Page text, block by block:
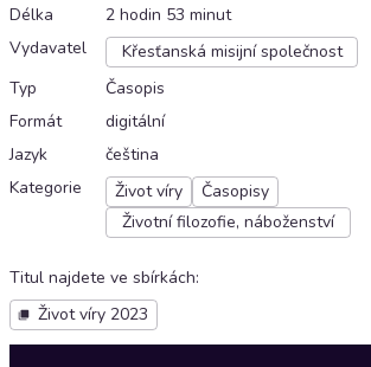
Délka
2 hodin 53 minut
Vydavatel
Křesťanská misijní společnost
Typ
Časopis
Formát
digitální
Jazyk
čeština
Kategorie
Život víry
Časopisy
Životní filozofie, náboženství
Titul najdete ve sbírkách:
Život víry 2023